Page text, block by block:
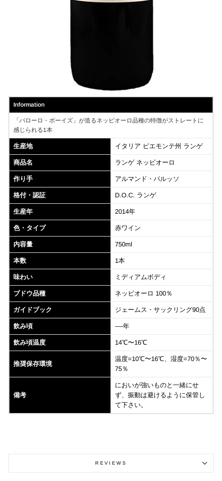
Information
「バローロ・ボーイズ」が造るネッビオーロ品種の特徴がストレートに
感じられる1本
生産地 イタリア ピエモンテ州 ランゲ
商品名 ランゲ ネッビオーロ
作り手 アルマンド・パルッソ
格付・認証 D.O.C. ランゲ
生産年 2014年
色・タイプ 赤ワイン
内容量 750ml
本数 1本
味わい ミディアムボディ
ブドウ品種 ネッビオーロ 100％
ガイドブック ジェームス・サックリング90点
飲み頃 ----年
飲み頃温度 14℃〜16℃
推奨保存環境
温度=10℃〜16℃、湿度=70％〜
75％
備考
においが強いものと一緒にせ
ず、振動は避けるように保管し
て下さい。
REVIEWS